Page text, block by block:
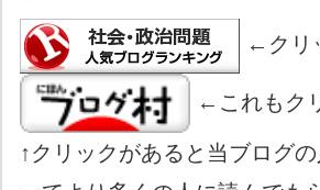
←クリ
←これもク
↑クリックがあると当ブログ